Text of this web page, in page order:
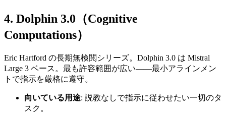
4. Dolphin 3.0（Cognitive
Computations）
Eric Hartford の長期無検閲シリーズ。Dolphin 3.0 は Mistral
Large 3 ベース。最も許容範囲が広い——最小アラインメン
トで指示を厳格に遵守。
向いている用途: 説教なしで指示に従わせたい一切のタ
スク。